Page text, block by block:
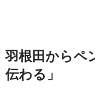
ント、勇気をも